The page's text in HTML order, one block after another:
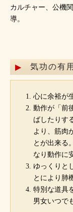
カルチャー、公機
導。
気功の有
心に余裕が
動作が「前
ばしたりす
より、筋肉
とが出来る
なり動作に
ゆっくりと
とにより肺
特別な道具
男女いつで